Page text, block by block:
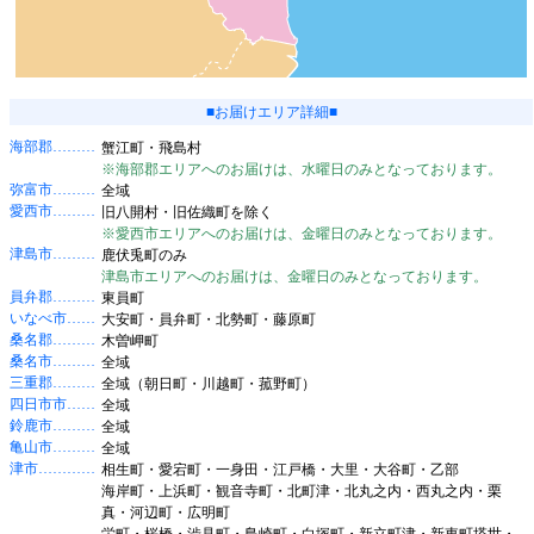
■お届けエリア詳細■
海部郡……… 蟹江町・飛島村
※海部郡エリアへのお届けは、水曜日のみとなっております。
弥富市……… 全域
愛西市………
旧八開村・旧佐織町を除く
※愛西市エリアへのお届けは、金曜日のみとなっております。
津島市……… 鹿伏兎町のみ
津島市エリアへのお届けは、金曜日のみとなっております。
員弁郡……… 東員町
いなべ市…… 大安町・員弁町・北勢町・藤原町
桑名郡……… 木曽岬町
桑名市……… 全域
三重郡……… 全域（朝日町・川越町・菰野町）
四日市市…… 全域
鈴鹿市……… 全域
亀山市……… 全域
津市………… 相生町・愛宕町・一身田・江戸橋・大里・大谷町・乙部
海岸町・上浜町・観音寺町・北町津・北丸之内・西丸之内・栗
真・河辺町・広明町